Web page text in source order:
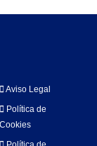
Aviso Legal
Política de
Cookies